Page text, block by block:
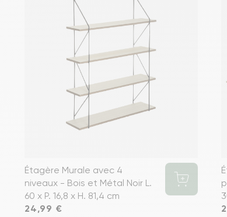
Étagère Murale avec 4
niveaux - Bois et Métal Noir L.
60 x P. 16,8 x H. 81,4 cm
Prix
24,99 €